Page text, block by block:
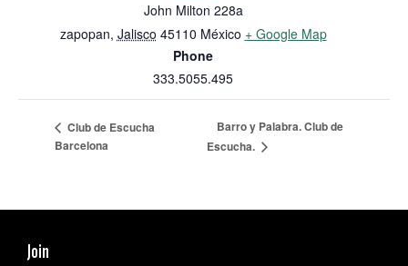
John Milton 228a
zapopan, Jalisco 45110 México + Google Map
Phone
333.5055.495
Club de Escucha
Barcelona
Barro y Palabra. Club de
Escucha.
Join